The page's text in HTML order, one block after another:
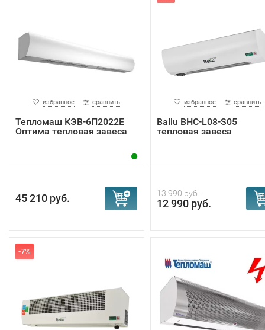
избранное сравнить
Тепломаш КЭВ-6П2022Е
Оптима тепловая завеса
45 210 руб.
избранное сравнить
Ballu BHC-L08-S05
тепловая завеса
13 990 руб.
12 990 руб.
-7%